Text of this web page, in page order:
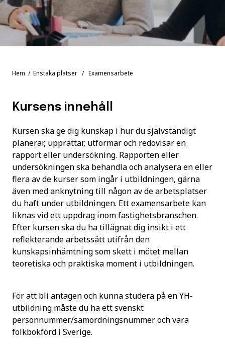
Hem / Enstaka platser / Examensarbete
Kursens innehåll
Kursen ska ge dig kunskap i hur du självständigt
planerar, upprättar, utformar och redovisar en
rapport eller undersökning. Rapporten eller
undersökningen ska behandla och analysera en eller
flera av de kurser som ingår i utbildningen, gärna
även med anknytning till någon av de arbetsplatser
du haft under utbildningen. Ett examensarbete kan
liknas vid ett uppdrag inom fastighetsbranschen.
Efter kursen ska du ha tillägnat dig insikt i ett
reflekterande arbetssätt utifrån den
kunskapsinhämtning som skett i mötet mellan
teoretiska och praktiska moment i utbildningen.
För att bli antagen och kunna studera på en YH-
utbildning måste du ha ett svenskt
personnummer/samordningsnummer och vara
folkbokförd i Sverige.